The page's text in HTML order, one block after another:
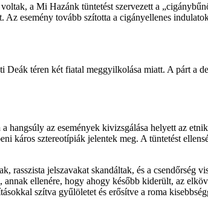
a Mi Hazánk tüntetést szervezett a
esemény tovább szította a cigányellenes
téren két fiatal meggyilkolása miatt. A párt a
hangsúly az események kivizsgálása helyett az
káros sztereotípiák jelentek meg. A tüntetést
rasszista jelszavakat skandáltak, és a csendőrség
annak ellenére, hogy ahogy később kiderült, az
szítva gyűlöletet és erősítve a roma